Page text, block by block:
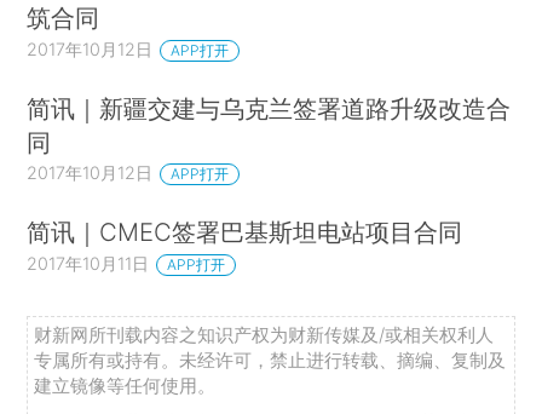
筑合同
2017年10月12日 APP打开
简讯｜新疆交建与乌克兰签署道路升级改造合
同
2017年10月12日 APP打开
简讯｜CMEC签署巴基斯坦电站项目合同
2017年10月11日 APP打开
财新网所刊载内容之知识产权为财新传媒及/或相关权利人
专属所有或持有。未经许可，禁止进行转载、摘编、复制及
建立镜像等任何使用。